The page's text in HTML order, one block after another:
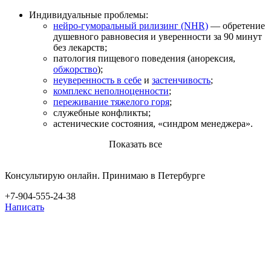
Индивидуальные проблемы:
нейро-гуморальный рилизинг (NHR) — обретение
душевного равновесия и уверенности за 90 минут
без лекарств;
патология пищевого поведения (анорексия,
обжорство);
неуверенность в себе и застенчивость;
комплекс неполноценности;
переживание тяжелого горя;
служебные конфликты;
астенические состояния, «синдром менеджера».
Показать все
Консультирую онлайн. Принимаю в Петербурге
+7-904-555-24-38
Написать